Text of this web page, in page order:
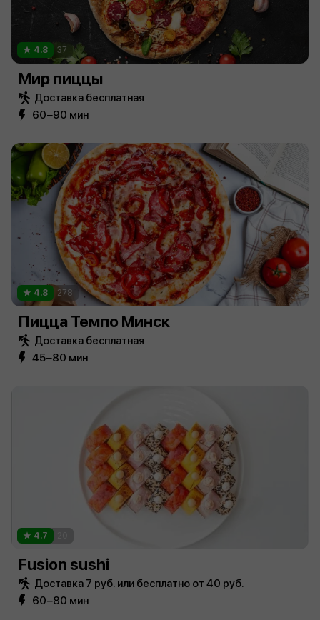
4.8 37
Мир пиццы
Доставка бесплатная
60−90 мин
4.8 278
Пицца Темпо Минск
Доставка бесплатная
45−80 мин
4.7
Fusion sushi
Доставка 7 руб. или бесплатно от 40 руб.
60−80 мин